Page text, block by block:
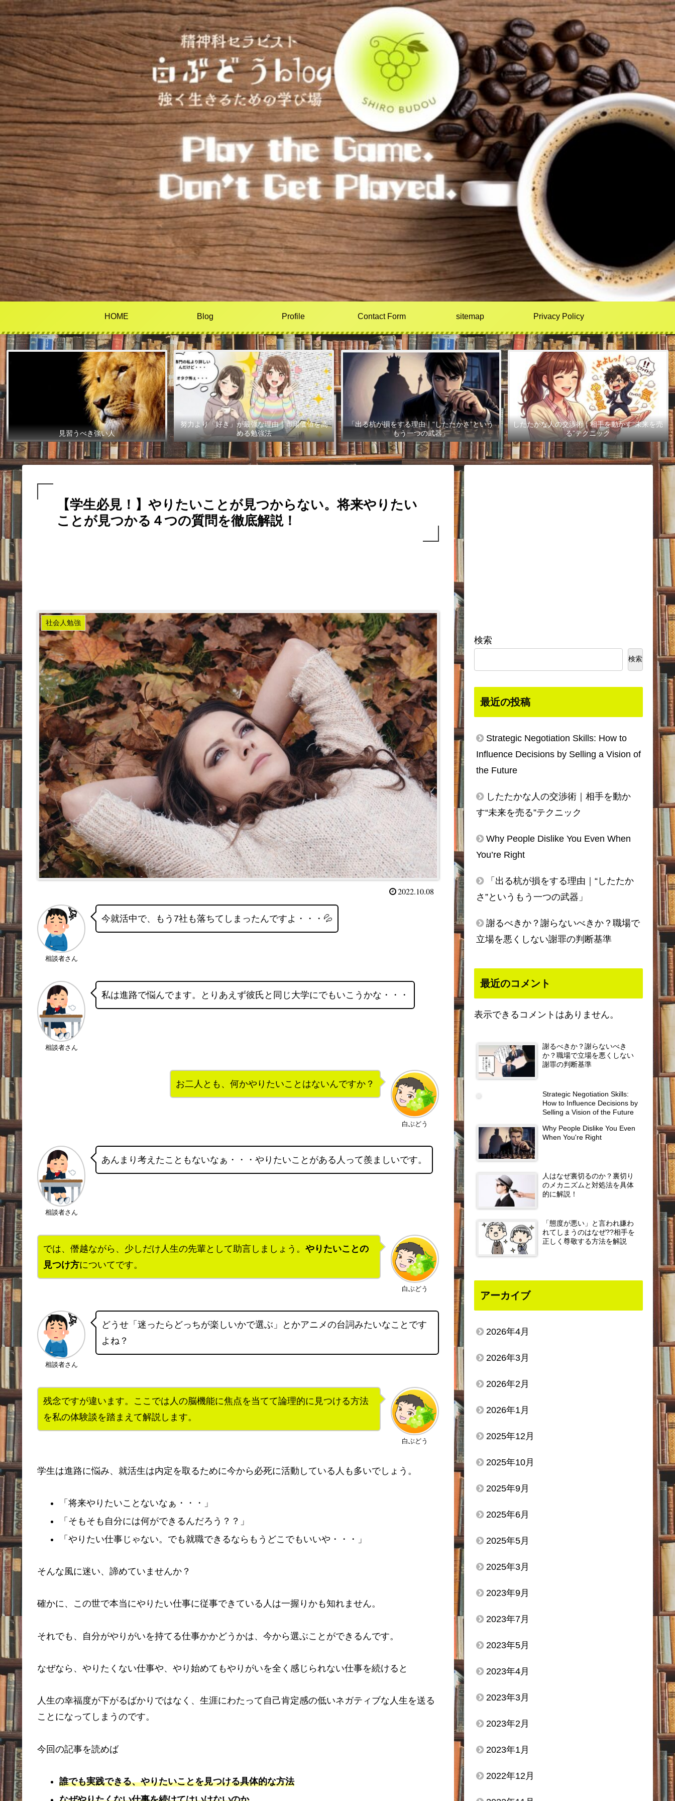
HOME Blog Profile Contact Form sitemap Privacy Policy
見習うべき強い人
努力より「好き」が最強な理由｜市場価値を高
める勉強法
「出る杭が損をする理由｜“したたかさ”という
もう一つの武器」
したたかな人の交渉術｜相手を動かす“未来を売
る”テクニック
【学生必見！】やりたいことが見つからない。将来やりたい
ことが見つかる４つの質問を徹底解説！
社会人勉強
2022.10.08
相談者さん
今就活中で、もう7社も落ちてしまったんですよ・・・💦
相談者さん
私は進路で悩んでます。とりあえず彼氏と同じ大学にでもいこうかな・・・
白ぶどう
お二人とも、何かやりたいことはないんですか？
相談者さん
あんまり考えたこともないなぁ・・・やりたいことがある人って羨ましいです。
白ぶどう
では、僭越ながら、少しだけ人生の先輩として助言しましょう。 やりたいことの
見つけ方についてです。
相談者さん
どうせ「迷ったらどっちが楽しいかで選ぶ」とかアニメの台詞みたいなことです
よね？
白ぶどう
残念ですが違います。ここでは人の脳機能に焦点を当てて論理的に見つける方法
を私の体験談を踏まえて解説します。
学生は進路に悩み、就活生は内定を取るために今から必死に活動している人も多いでしょう。
「将来やりたいことないなぁ・・・」
「そもそも自分には何ができるんだろう？？」
「やりたい仕事じゃない。でも就職できるならもうどこでもいいや・・・」
そんな風に迷い、諦めていませんか？
確かに、この世で本当にやりたい仕事に従事できている人は一握りかも知れません。
それでも、自分がやりがいを持てる仕事かかどうかは、今から選ぶことができるんです。
なぜなら、やりたくない仕事や、やり始めてもやりがいを全く感じられない仕事を続けると
人生の幸福度が下がるばかりではなく、生涯にわたって自己肯定感の低いネガティブな人生を送る
ことになってしまうのです。
今回の記事を読めば
誰でも実践できる、やりたいことを見つける具体的な方法
検索
検索
最近の投稿
Strategic Negotiation Skills: How to
Influence Decisions by Selling a Vision of
the Future
したたかな人の交渉術｜相手を動か
す“未来を売る”テクニック
Why People Dislike You Even When
You’re Right
「出る杭が損をする理由｜“したたか
さ”というもう一つの武器」
謝るべきか？謝らないべきか？職場で
立場を悪くしない謝罪の判断基準
最近のコメント
表示できるコメントはありません。
謝るべきか？謝らないべき
か？職場で立場を悪くしない
謝罪の判断基準
Strategic Negotiation Skills:
How to Influence Decisions by
Selling a Vision of the Future
Why People Dislike You Even
When You're Right
人はなぜ裏切るのか？裏切り
のメカニズムと対処法を具体
的に解説！
「態度が悪い」と言われ嫌わ
れてしまうのはなぜ??相手を
正しく尊敬する方法を解説
アーカイブ
2026年4月
2026年3月
2026年2月
2026年1月
2025年12月
2025年10月
2025年9月
2025年6月
2025年5月
2025年3月
2023年9月
2023年7月
2023年5月
2023年4月
2023年3月
2023年2月
2023年1月
2022年12月